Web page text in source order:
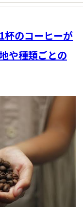
のコーヒーが
や種類ごとの